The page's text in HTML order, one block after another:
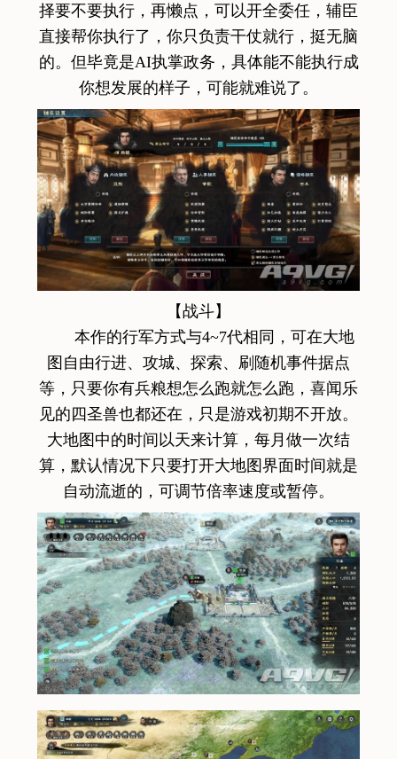
择要不要执行，再懒点，可以开全委任，辅臣
直接帮你执行了，你只负责干仗就行，挺无脑
的。但毕竟是AI执掌政务，具体能不能执行成
你想发展的样子，可能就难说了。
【战斗】
本作的行军方式与4~7代相同，可在大地
图自由行进、攻城、探索、刷随机事件据点
等，只要你有兵粮想怎么跑就怎么跑，喜闻乐
见的四圣兽也都还在，只是游戏初期不开放。
大地图中的时间以天来计算，每月做一次结
算，默认情况下只要打开大地图界面时间就是
自动流逝的，可调节倍率速度或暂停。